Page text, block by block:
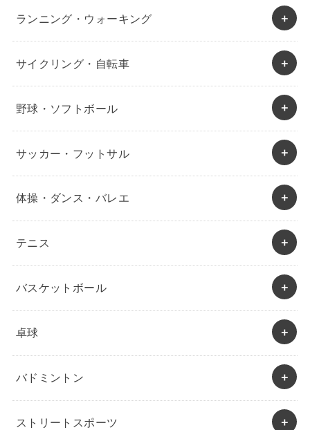
ランニング・ウォーキング
サイクリング・自転車
野球・ソフトボール
サッカー・フットサル
体操・ダンス・バレエ
テニス
バスケットボール
卓球
バドミントン
ストリートスポーツ